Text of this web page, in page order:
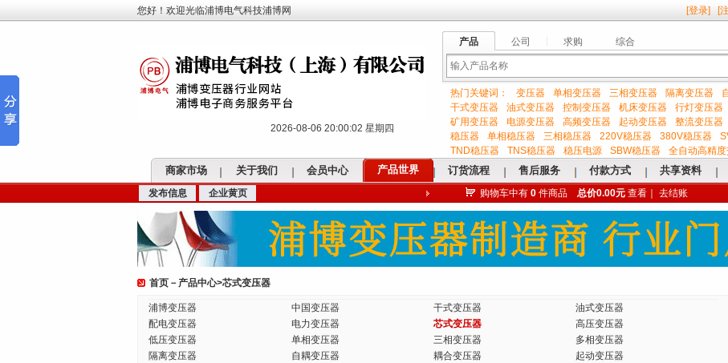
您好！欢迎光临浦博电气科技浦博网 [登录] [
2026-08-06 20:00:03 星期四
产品 公司 求购 综合
输热门关键词： 变压器 单相变压器 三相变压器 隔离变压器
干式变压器
油式变压器 控制变压器 机床变压器 行灯变压器
矿用变压器
电源变压器 高频变压器 起动变压器 整流变压器
稳压器
单相稳压器 三相稳压器 220V稳压器 380V稳压器
TND稳压器
TNS稳压器 稳压电源 SBW稳压器 全自动高精
商家市场 关于我们 会员中心 产品世界 订货流程 售后服务 付款方式 共享资料
发布信息 企业黄页 购物车中有 0 件商品 总价0.00元 查看 去结账
首页 － 产品中心>芯式变压器
浦博变压器 中国变压器 干式变压器
油式变压器
配电变压器
电力变压器 芯式变压器
高压变压器
低压变压器
单相变压器 三相变压器
多相变压器
隔离变压器
自耦变压器 耦合变压器
起动变压器